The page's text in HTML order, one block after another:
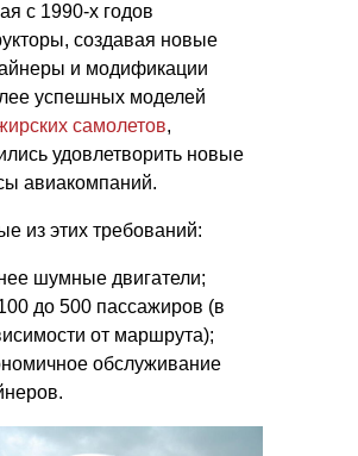
с 1990-х годов
создавая новые
и модификации
успешных моделей
самолетов,
удовлетворить новые
авиакомпаний.
из этих требований:
шумные двигатели;
до 500 пассажиров (в
от маршрута);
обслуживание